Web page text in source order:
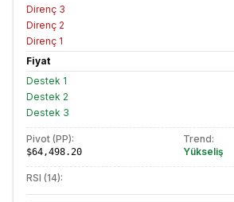
Direnç 3
Direnç 2
Direnç 1
Fiyat
Destek 1
Destek 2
Destek 3
Pivot (PP):
$64,498.20
Trend:
Yükseliş
RSI (14):